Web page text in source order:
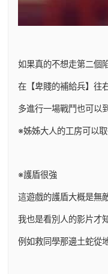
如果真的不想走第二個
在【卑賤的補給兵】往
多進行一場戰鬥也可以
※姊姊大人的工房可以
※護盾很強
這遊戲的護盾大概是無
我也是看別人的影片才
例如救同學那邊土蛇從